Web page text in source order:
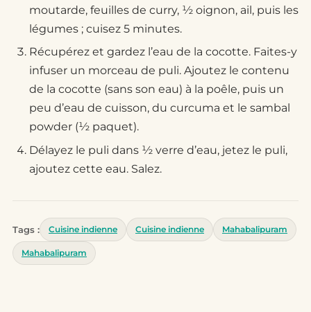
moutarde, feuilles de curry, ½ oignon, ail, puis les
légumes ; cuisez 5 minutes.
Récupérez et gardez l’eau de la cocotte. Faites-y
infuser un morceau de puli. Ajoutez le contenu
de la cocotte (sans son eau) à la poêle, puis un
peu d’eau de cuisson, du curcuma et le sambal
powder (½ paquet).
Délayez le puli dans ½ verre d’eau, jetez le puli,
ajoutez cette eau. Salez.
Tags : Cuisine indienne Cuisine indienne Mahabalipuram
Mahabalipuram